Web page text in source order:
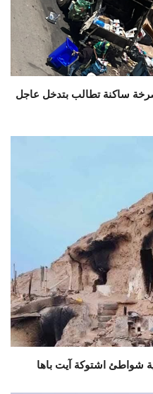
صرخة ساكنة تطالب بتدخل عاجل
شواطئ اشتوكة آيت باها